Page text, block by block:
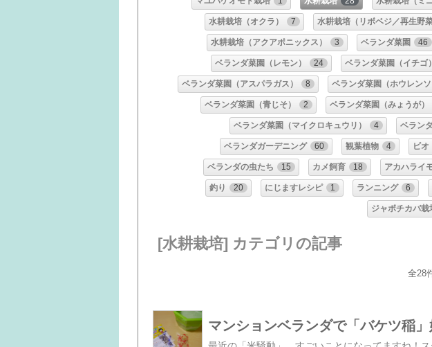
水耕栽培（オクラ） 7 水耕栽培（リボベジ／再生野菜
水耕栽培（アクアポニックス） 3 ベランダ菜園 46
ベランダ菜園（レモン） 24 ベランダ菜園（イチゴ）
ベランダ菜園（アスパラガス） 8 ベランダ菜園（ホウレンソ
ベランダ菜園（青じそ） 2 ベランダ菜園（みょうが）
ベランダ菜園（マイクロキュウリ） 4 ベラン
ベランダガーデニング 60 観葉植物 4 ビオ
ベランダの虫たち 15 カメ飼育 18 アカハライ
釣り 20 にじますレシピ 1 ランニング 6
ジャボチカバ栽
[水耕栽培] カテゴリの記事
全28
マンションベランダで「バケツ稲」